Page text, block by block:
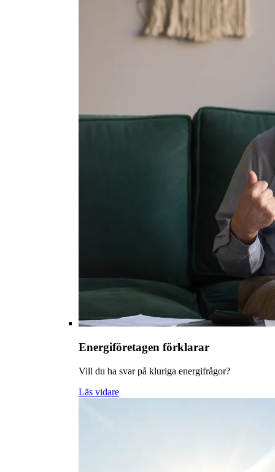
Energiföretagen förklarar
Vill du ha svar på kluriga energifrågor?
Läs vidare